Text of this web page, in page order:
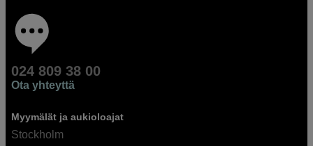
024 809 38 00
Ota yhteyttä
Myymälät ja aukioloajat
Stockholm